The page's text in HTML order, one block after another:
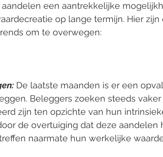
een aantrekkelijke
op lange termijn. Hier zijn
om te overwegen:
De laatste maanden is er een
Beleggers zoeken steeds vaker
zijn ten opzichte van hun
de overtuiging dat deze aandelen
naarmate hun werkelijke